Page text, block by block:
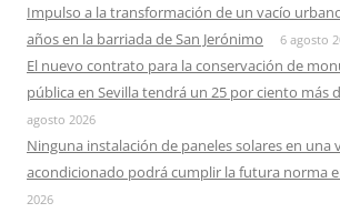
Impulso a la transformación de un vacío
años en la barriada de San Jerónimo
6 agosto
El nuevo contrato para la conservación de
pública en Sevilla tendrá un 25 por ciento más
agosto 2026
Ninguna instalación de paneles solares en una
acondicionado podrá cumplir la futura norma
2026